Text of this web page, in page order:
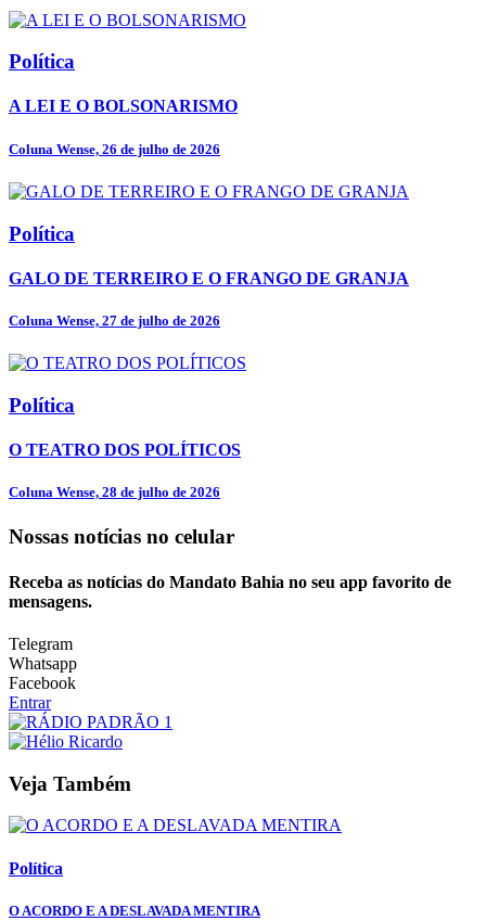
Política
A LEI E O BOLSONARISMO
Coluna Wense, 26 de julho de 2026
Política
GALO DE TERREIRO E O FRANGO DE GRANJA
Coluna Wense, 27 de julho de 2026
Política
O TEATRO DOS POLÍTICOS
Coluna Wense, 28 de julho de 2026
Nossas notícias no celular
Receba as notícias do Mandato Bahia no seu app favorito de
mensagens.
Telegram
Whatsapp
Facebook
Entrar
Veja Também
Política
O ACORDO E A DESLAVADA MENTIRA